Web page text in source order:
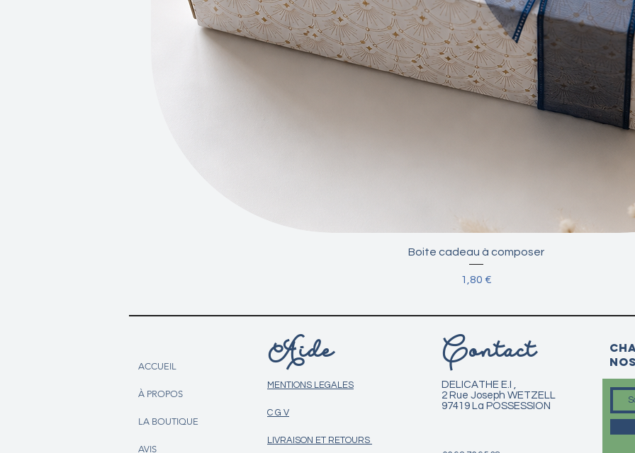
Aperçu rapide
Boite cadeau à composer
Prix
1,80 €
ACCUEIL
À PROPOS
LA BOUTIQUE
AVIS
Aide
MENTIONS LEGALES
C G V
LIVRAISON ET RETOURS
Contact
DELICATHE E.I ,
2 Rue Joseph WETZELL
97419 La POSSESSION